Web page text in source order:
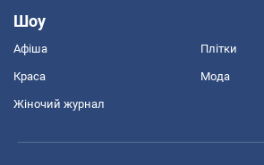
Шоу
Афіша Плітки
Краса Мода
Жіночий журнал